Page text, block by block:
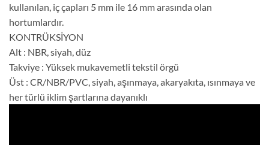
kullanılan, iç çapları 5 mm ile 16 mm arasında olan
hortumlardır.
KONTRÜKSİYON
Alt : NBR, siyah, düz
Takviye : Yüksek mukavemetli tekstil örgü
Üst : CR/NBR/PVC, siyah, aşınmaya, akaryakıta, ısınmaya ve
her türlü iklim şartlarına dayanıklı